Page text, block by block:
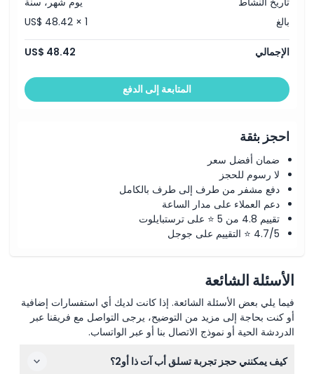
بالغ
US$ 48.42 × 1
الإجمالي US$ 48.42
المتابعة إلى الدفع
احجز بثقة
ضمان أفضل سعر
لا رسوم للحجز
دفع مشفر من طرف إلى طرف بالكامل
دعم العملاء على مدار الساعة
تقييم 4.8 من 5 ⭐ على ترستبايلوت
4.7/5 ⭐ التقييم على جوجل
الأسئلة الشائعة
فيما يلي بعض الأسئلة الشائعة. إذا كانت لديك أي استفسارات إضافية
أو كنت بحاجة إلى مزيد من التوضيح، يرجى التواصل مع فريقنا عبر
الدردشة الحية أو نموذج الاتصال بنا أو عبر الواتساب.
كيف يمكنني حجز تجربة تسلق أب آت ذا أو2؟